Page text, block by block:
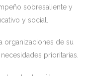
sobresaliente y
y social.
organizaciones de su
prioritarias.